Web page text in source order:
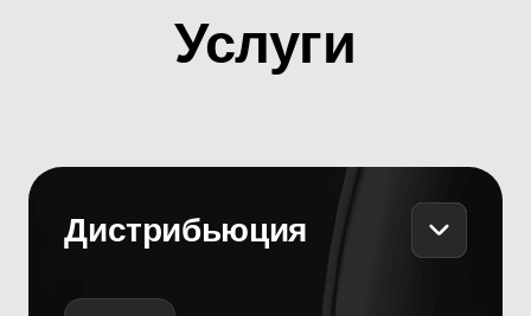
Услуги